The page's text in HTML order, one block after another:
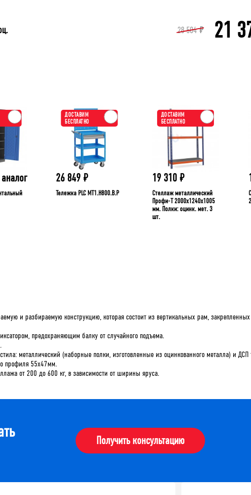
28 504 ₽ 21
ДОСТАВИМ
БЕСПЛАТНО
26 849 ₽
Тележка PLC МT1.H800.В.Р
ДОСТАВИМ
БЕСПЛАТНО
19 310 ₽
Стеллаж металлический
Профи-Т 2000x1240x1005
мм. Полки: оцинк. мет. 3
шт.
и разбираемую конструкцию, которая состоит из вертикальных рам,
предохраняющим балку от случайного подъема.
металлический (наборные полки, изготовленные из оцинкованного металла) и
профиля 55х47мм.
от 200 до 600 кг, в зависимости от ширины яруса.
Получить консультацию